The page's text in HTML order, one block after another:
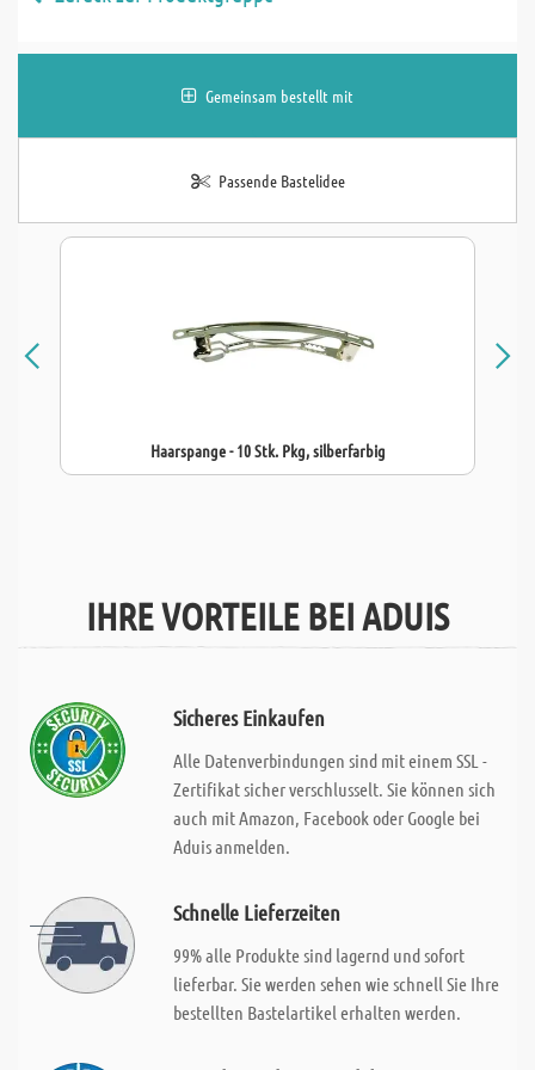
Gemeinsam bestellt mit
Passende Bastelidee
Haarspange - 10 Stk. Pkg, silberfarbig
IHRE VORTEILE BEI ADUIS
Sicheres Einkaufen
Alle Datenverbindungen sind mit einem SSL -
Zertifikat sicher verschlusselt. Sie können sich
auch mit Amazon, Facebook oder Google bei
Aduis anmelden.
Schnelle Lieferzeiten
99% alle Produkte sind lagernd und sofort
lieferbar. Sie werden sehen wie schnell Sie Ihre
bestellten Bastelartikel erhalten werden.